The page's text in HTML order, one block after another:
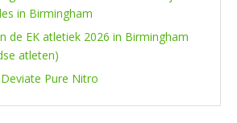
in Birmingham
de EK atletiek 2026 in Birmingham
atleten)
Pure Nitro